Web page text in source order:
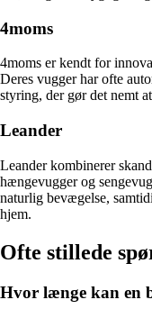
4moms
4moms er kendt for
Deres vugger har ofte
styring, der gør det nemt
Leander
Leander kombinerer
hængevugger og
naturlig bevægelse,
hjem.
Ofte stillede
Hvor længe kan en